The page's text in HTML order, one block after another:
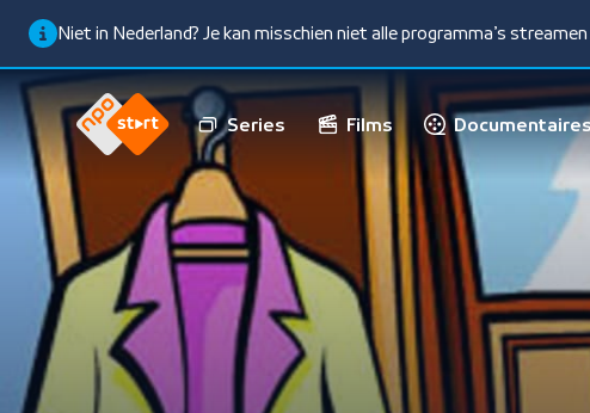
Niet in Nederland? Je kan misschien niet alle programma’s
Series Films Documentaires